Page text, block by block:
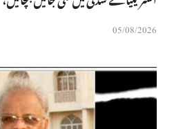
05/08/2026